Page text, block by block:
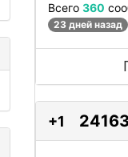
Всего 360
23 дней назад
+1